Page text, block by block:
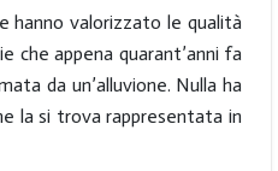
hanno valorizzato le qualità
che appena quarant’anni fa
da un’alluvione. Nulla ha
la si trova rappresentata in